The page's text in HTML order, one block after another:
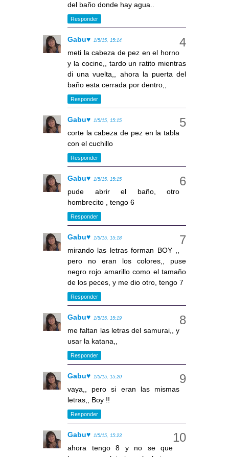
del baño donde hay agua..
Responder
Gabu♥ 1/5/15, 15:14
meti la cabeza de pez en el horno
y la cocine,, tardo un ratito mientras
di una vuelta,, ahora la puerta del
baño esta cerrada por dentro,,
Responder
Gabu♥ 1/5/15, 15:15
corte la cabeza de pez en la tabla
con el cuchillo
Responder
Gabu♥ 1/5/15, 15:15
pude abrir el baño, otro
hombrecito , tengo 6
Responder
Gabu♥ 1/5/15, 15:18
mirando las letras forman BOY ,,
pero no eran los colores,, puse
negro rojo amarillo como el tamaño
de los peces, y me dio otro, tengo 7
Responder
Gabu♥ 1/5/15, 15:19
me faltan las letras del samurai,, y
usar la katana,,
Responder
Gabu♥ 1/5/15, 15:20
vaya,, pero si eran las mismas
letras,, Boy !!
Responder
Gabu♥ 1/5/15, 15:23
ahora tengo 8 y no se que